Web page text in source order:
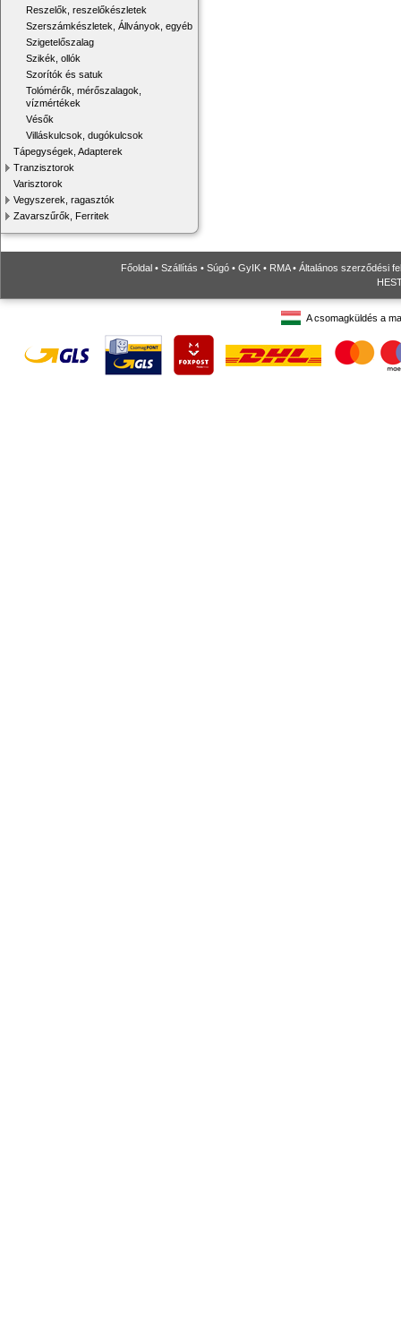
Reszelők, reszelőkészletek
Szerszámkészletek, Állványok, egyéb
Szigetelőszalag
Szikék, ollók
Szorítók és satuk
Tolómérők, mérőszalagok,
vízmértékek
Vésők
Villáskulcsok, dugókulcsok
Tápegységek, Adapterek
Tranzisztorok
Varisztorok
Vegyszerek, ragasztók
Zavarszűrők, Ferritek
Főoldal • Szállítás • Súgó • GyIK • RMA• Általános szerződési
A csomagküldés a